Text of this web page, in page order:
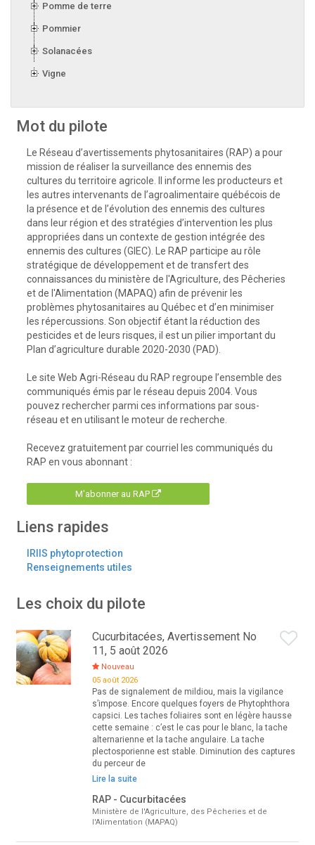
Pomme de terre
Pommier
Solanacées
Vigne
Mot du pilote
Le Réseau d’avertissements phytosanitaires (RAP) a pour
mission de réaliser la surveillance des ennemis des
cultures du territoire agricole. Il informe les producteurs et
les autres intervenants de l’agroalimentaire québécois de
la présence et de l’évolution des ennemis des cultures
dans leur région et des stratégies d’intervention les plus
appropriées dans un contexte de gestion intégrée des
ennemis des cultures (GIEC). Le RAP participe au rôle
stratégique de développement et de transfert des
connaissances du ministère de l'Agriculture, des Pêcheries
et de l'Alimentation (MAPAQ) afin de prévenir les
problèmes phytosanitaires au Québec et d’en minimiser
les répercussions. Son objectif étant la réduction des
pesticides et de leurs risques, il est un pilier important du
Plan d’agriculture durable 2020-2030 (PAD).
Le site Web Agri-Réseau du RAP regroupe l’ensemble des
communiqués émis par le réseau depuis 2004. Vous
pouvez rechercher parmi ces informations par sous-
réseau et en utilisant le moteur de recherche.
Recevez gratuitement par courriel les communiqués du
RAP en vous abonnant :
M'abonner au RAP
Liens rapides
IRIIS phytoprotection
Renseignements utiles
Les choix du pilote
Cucurbitacées, Avertissement No
11, 5 août 2026
Nouveau
05 août 2026
Pas de signalement de mildiou, mais la vigilance
s’impose. Encore quelques foyers de Phytophthora
capsici. Les taches foliaires sont en légère hausse
cette semaine : c’est le cas pour le blanc, la tache
alternarienne et la tache angulaire. La tache
plectosporienne est stable. Diminution des captures
du perceur de
Lire la suite
RAP - Cucurbitacées
Ministère de l'Agriculture, des Pêcheries et de
l'Alimentation (MAPAQ)